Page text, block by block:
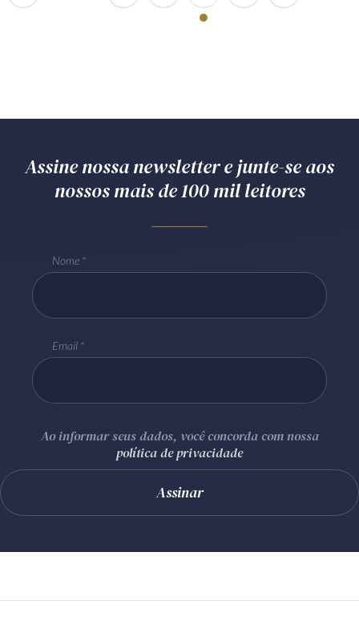
Assine nossa newsletter e junte-se aos
nossos mais de 100 mil leitores
Nome
Email
Ao informar seus dados, você concorda com nossa
política de privacidade